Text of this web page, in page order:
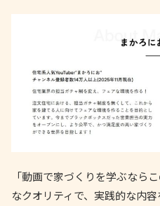
「動画で家づくりを学ぶなら
なクオリティで、実践的な内